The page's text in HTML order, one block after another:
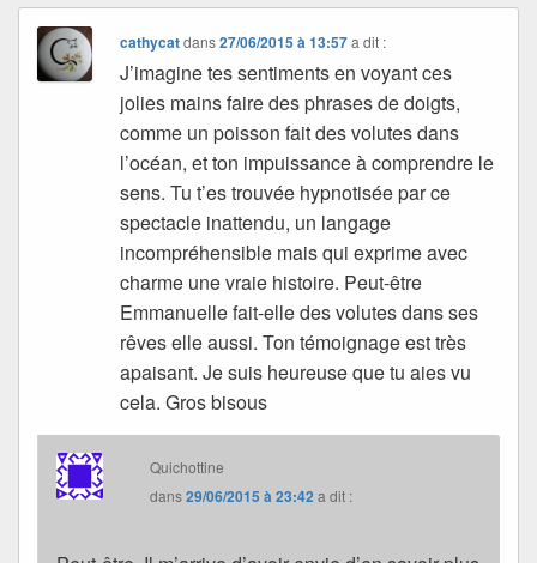
cathycatdans27/06/2015 à 13:57 a dit :
J’imagine tes sentiments en voyant ces
jolies mains faire des phrases de doigts,
comme un poisson fait des volutes dans
l’océan, et ton impuissance à comprendre le
sens. Tu t’es trouvée hypnotisée par ce
spectacle inattendu, un langage
incompréhensible mais qui exprime avec
charme une vraie histoire. Peut-être
Emmanuelle fait-elle des volutes dans ses
rêves elle aussi. Ton témoignage est très
apaisant. Je suis heureuse que tu aies vu
cela. Gros bisous
Quichottine
dans29/06/2015 à 23:42 a dit :